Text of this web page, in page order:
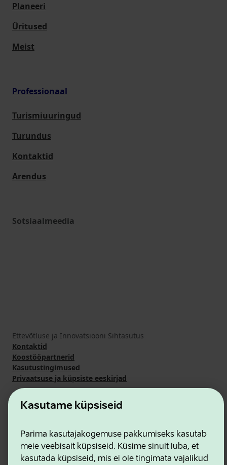
Kasutame küpsiseid
Parima kasutajakogemuse pakkumiseks kasutab
meie veebisait küpsiseid. Küsime sinult luba, et
kasutada küpsiseid, mis ei ole tingimata vajalikud
Planeeri
Üritused
Meist
Professionaal
Turismiuuringud
Turundus
Kontaktid
Arendus
Sotsiaalmeedia
Ettevõtluse ja Innovatsiooni Sihtasutus
Kontaktid
Koostööpartnerid
Kasutustingimused
Privaatsuse ja küpsiste eeskirjad